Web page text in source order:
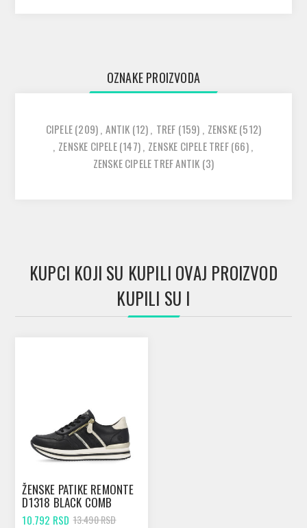
OZNAKE PROIZVODA
CIPELE(209), ANTIK (12), TREF (159) , ZENSKE(512)
, ZENSKE CIPELE(147), ZENSKE CIPELE TREF(66),
ZENSKE CIPELE TREF ANTIK (3)
KUPCI KOJI SU KUPILI OVAJ PROIZVOD
KUPILI SU I
ŽENSKE PATIKE REMONTE
D1318 BLACK COMB
10.792 RSD 13.490 RSD